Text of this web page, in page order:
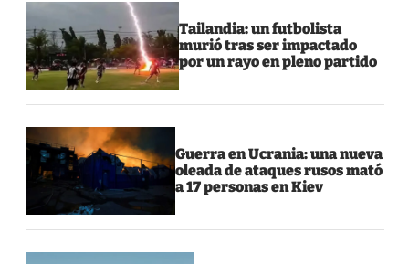
Tailandia: un futbolista
murió tras ser impactado
por un rayo en pleno partido
Guerra en Ucrania: una nueva
oleada de ataques rusos mató
a 17 personas en Kiev